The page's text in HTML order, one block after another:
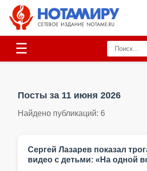
☰
Посты за 11 июня 2026
Найдено публикаций: 6
Сергей Лазарев показал
видео с детьми: «На одной